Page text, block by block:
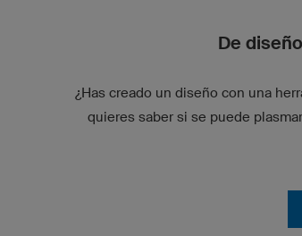
De
¿Has creado un diseño con una
quieres saber si se puede